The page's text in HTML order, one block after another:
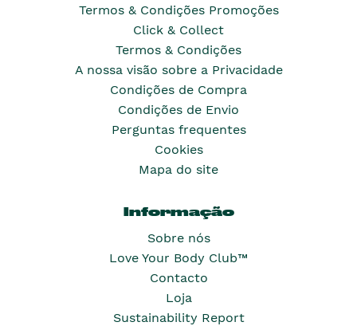
Termos & Condições Promoções
Click & Collect
Termos & Condições
A nossa visão sobre a Privacidade
Condições de Compra
Condições de Envio
Perguntas frequentes
Cookies
Mapa do site
Informação
Sobre nós
Love Your Body Club™
Contacto
Loja
Sustainability Report